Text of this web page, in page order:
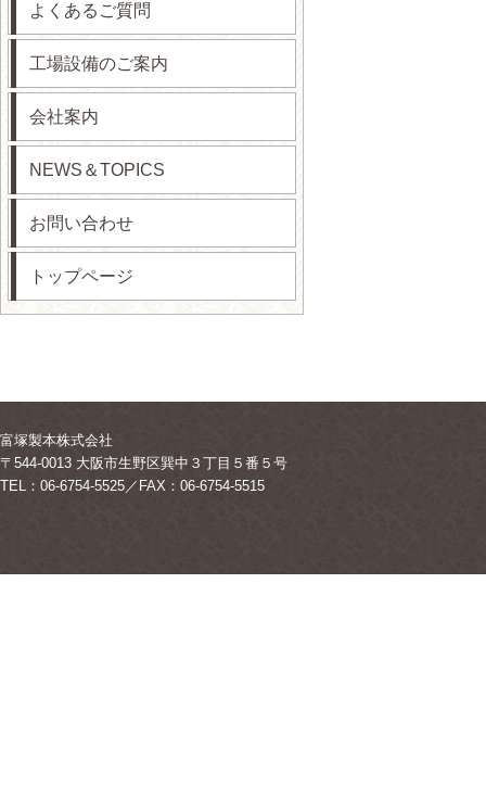
よくあるご質問
工場設備のご案内
会社案内
NEWS＆TOPICS
お問い合わせ
トップページ
富塚製本株式会社
〒544-0013 大阪市生野区巽中３丁目５番５号
TEL：06-6754-5525／FAX：06-6754-5515